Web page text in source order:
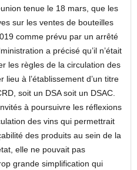
tenue le 18 mars, que les
sur les ventes de bouteilles
comme prévu par un arrêté
a précisé qu’il n’était
les règles de la circulation des
à l’établissement d’un titre
soit un DSA soit un DSAC.
à poursuivre les réflexions
des vins qui permettrait
des produits au sein de la
elle ne pouvait pas
grande simplification qui